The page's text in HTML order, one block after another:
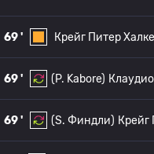
69 ' Крейг Питер
69 ' (P. Kabore)
69 ' (S. Финдли) Крейг